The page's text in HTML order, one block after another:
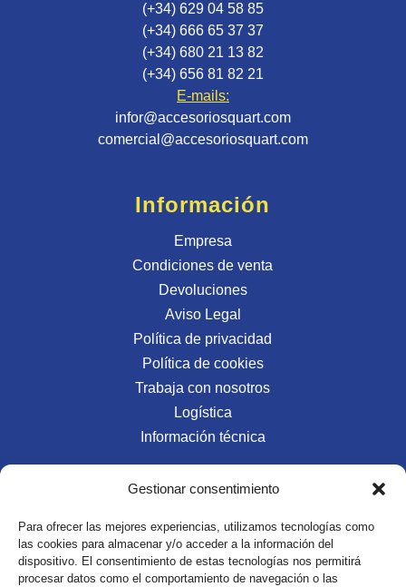
Gestionar consentimiento
Para ofrecer las mejores experiencias, utilizamos tecnologías como
las cookies para almacenar y/o acceder a la información del
dispositivo. El consentimiento de estas tecnologías nos permitirá
procesar datos como el comportamiento de navegación o las
(+34) 629 04 58 85
(+34) 666 65 37 37
(+34) 680 21 13 82
(+34) 656 81 82 21
E-mails:
infor@accesoriosquart.com
comercial@accesoriosquart.com
Información
Empresa
Condiciones de venta
Devoluciones
Aviso Legal
Política de privacidad
Política de cookies
Trabaja con nosotros
Logística
Información técnica